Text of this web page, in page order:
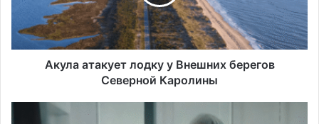
к
Акула атакует лодку у Внешних берегов
Северной Каролины